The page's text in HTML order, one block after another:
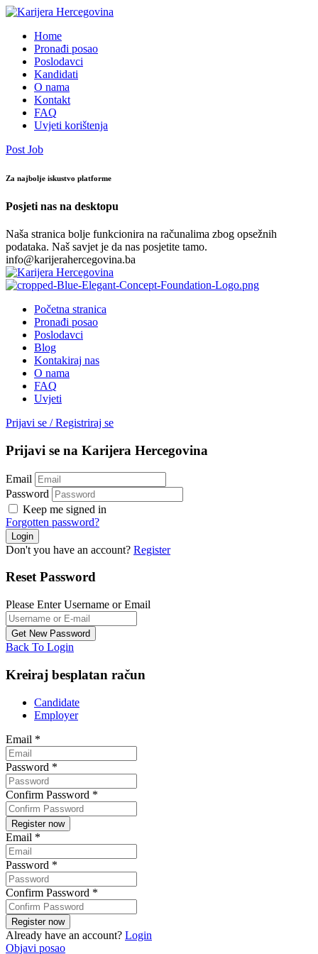
Home
Pronađi posao
Poslodavci
Kandidati
O nama
Kontakt
FAQ
Uvjeti korištenja
Post Job
Za najbolje iskustvo platforme
Posjeti nas na desktopu
Naša stranica bolje funkcionira na računalima zbog opsežnih
podataka. Naš savjet je da nas posjetite tamo.
info@karijerahercegovina.ba
Početna stranica
Pronađi posao
Poslodavci
Blog
Kontakiraj nas
O nama
FAQ
Uvjeti
Prijavi se / Registriraj se
Prijavi se na Karijera Hercegovina
Email
Password
Keep me signed in
Forgotten password?
Don't you have an account? Register
Reset Password
Please Enter Username or Email
Back To Login
Kreiraj besplatan račun
Candidate
Employer
Email *
Password *
Confirm Password *
Email *
Password *
Confirm Password *
Already have an account? Login
Objavi posao